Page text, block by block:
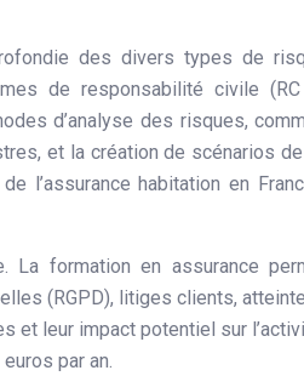
des divers types de
de responsabilité civile
d’analyse des risques,
et la création de scénarios
l’assurance habitation en
La formation en assurance
(RGPD), litiges clients,
et leur impact potentiel sur
par an.